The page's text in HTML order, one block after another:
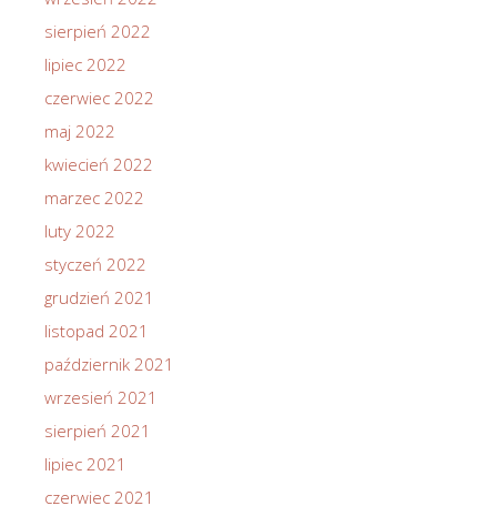
sierpień 2022
lipiec 2022
czerwiec 2022
maj 2022
kwiecień 2022
marzec 2022
luty 2022
styczeń 2022
grudzień 2021
listopad 2021
październik 2021
wrzesień 2021
sierpień 2021
lipiec 2021
czerwiec 2021